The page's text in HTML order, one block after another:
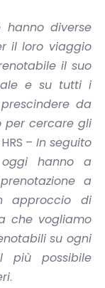
hanno diverse
il loro viaggio
il suo
e su tutti i
da
per cercare gli
– In seguito
oggi hanno a
a
approccio di
che vogliamo
su ogni
possibile
.